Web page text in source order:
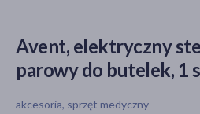
Avent, elektryczny
parowy do butelek, 1
akcesoria, sprzęt medyczny